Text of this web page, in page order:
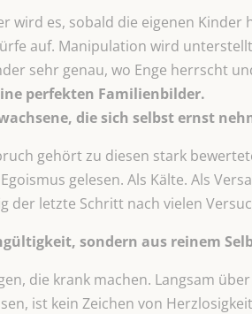
wird es, sobald die eigenen Kinder
auf. Manipulation wird
sehr genau, wo Enge herrscht
perfekten Familienbilder.
die sich selbst ernst
gehört zu diesen stark
gelesen. Als Kälte. Als
der letzte Schritt nach vielen
sondern aus reinem
die krank machen. Langsam über
ist kein Zeichen von